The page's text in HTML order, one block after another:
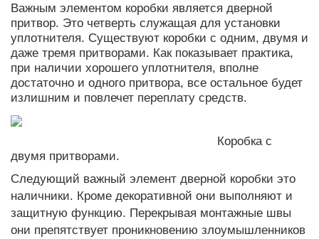
Важным элементом коробки является дверной
притвор. Это четверть служащая для установки
уплотнителя. Существуют коробки с одним, двумя и
даже тремя притворами. Как показывает практика,
при наличии хорошего уплотнителя, вполне
достаточно и одного притвора, все остальное будет
излишним и повлечет переплату средств.
Коробка с
двумя притворами.
Следующий важный элемент дверной коробки это
наличники. Кроме декоративной они выполняют и
защитную функцию. Перекрывая монтажные швы
они препятствует проникновению злоумышленников